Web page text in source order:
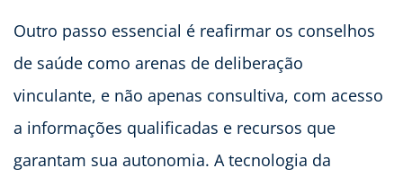
Outro passo essencial é reafirmar os conselhos
de saúde como arenas de deliberação
vinculante, e não apenas consultiva, com acesso
a informações qualificadas e recursos que
garantam sua autonomia. A tecnologia da